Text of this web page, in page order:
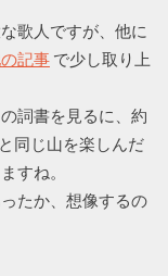
歌人ですが、他に
記事で少し取り上
詞書を見るに、約
同じ山を楽しんだ
すね。
たか、想像するの